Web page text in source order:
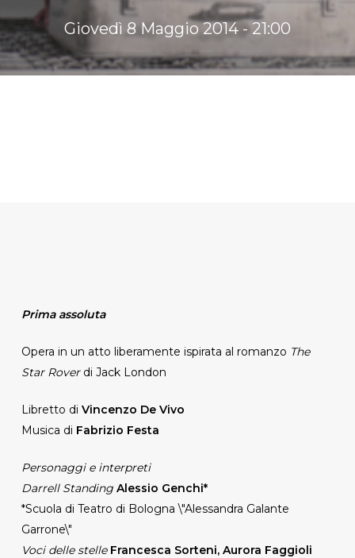
Giovedì 8 Maggio 2014 - 21:00
Prima assoluta
Opera in un atto liberamente ispirata al romanzo The
Star Roverdi Jack London
Libretto di Vincenzo De Vivo
Musica di Fabrizio Festa
Personaggi e interpreti
Darrell Standing Alessio Genchi*
*Scuola di Teatro di Bologna \"Alessandra Galante
Garrone\"
Voci delle stelle Francesca Sorteni, Aurora Faggioli